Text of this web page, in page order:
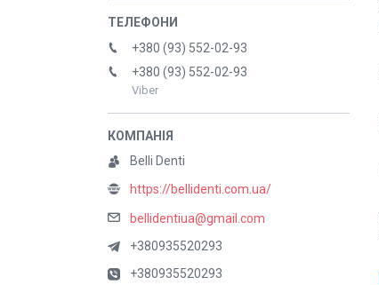
+380 (93) 552-02-93
+380 (93) 552-02-93
Viber
Belli Denti
https://bellidenti.com.ua/
bellidentiua@gmail.com
+380935520293
+380935520293